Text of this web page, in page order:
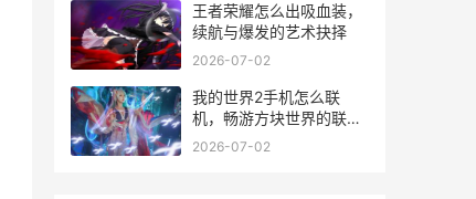
王者荣耀怎么出吸血装，
续航与爆发的艺术抉择
2026-07-02
我的世界2手机怎么联
机，畅游方块世界的联机
指南
2026-07-02